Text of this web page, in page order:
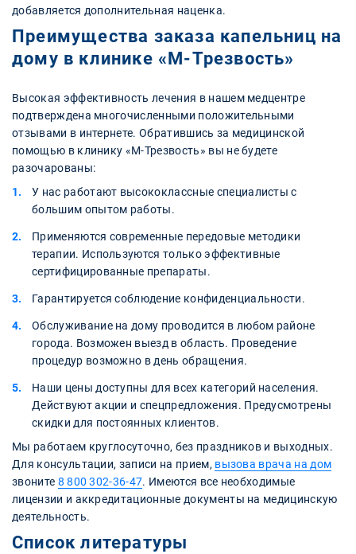
добавляется дополнительная наценка.
Преимущества заказа капельниц на
дому в клинике «М-Трезвость»
Высокая эффективность лечения в нашем медцентре
подтверждена многочисленными положительными
отзывами в интернете. Обратившись за медицинской
помощью в клинику «М-Трезвость» вы не будете
разочарованы:
У нас работают высококлассные специалисты с
большим опытом работы.
Применяются современные передовые методики
терапии. Используются только эффективные
сертифицированные препараты.
Гарантируется соблюдение конфиденциальности.
Обслуживание на дому проводится в любом районе
города. Возможен выезд в область. Проведение
процедур возможно в день обращения.
Наши цены доступны для всех категорий населения.
Действуют акции и спецпредложения. Предусмотрены
скидки для постоянных клиентов.
Мы работаем круглосуточно, без праздников и выходных.
Для консультации, записи на прием, вызова врача на дом
звоните 8 800 302-36-47. Имеются все необходимые
лицензии и аккредитационные документы на медицинскую
деятельность.
Список литературы